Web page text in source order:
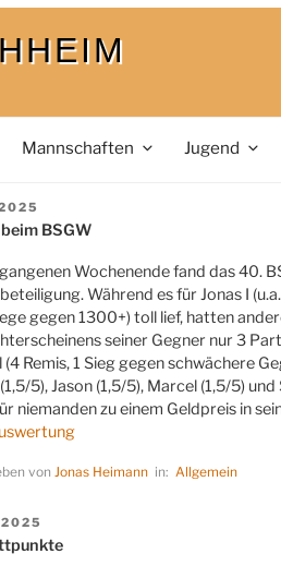
Mannschaften Jugend
BSGW
Wochenende fand das 40.
Während es für Jonas I
gegen 1300+) toll lief, hatten
seiner Gegner nur 3
(4 Remis, 1 Sieg gegen schwächere
5), Jason (1,5/5), Marcel (1,5/5)
niemanden zu einem Geldpreis in
von Jonas Heimannin: Allgemein